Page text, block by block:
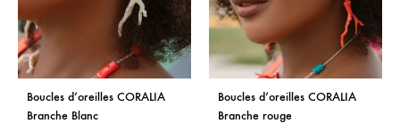
Boucles d’oreilles CORALIA
Branche Blanc
Boucles d’oreilles CORALIA
Branche rouge